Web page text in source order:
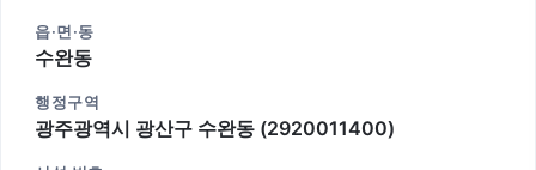
읍·면·동
수완동
행정구역
광주광역시 광산구 수완동 (2920011400)